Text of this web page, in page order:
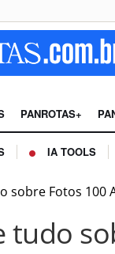
PANROTAS+
IA TOOLS
sobre Fotos 100
tudo